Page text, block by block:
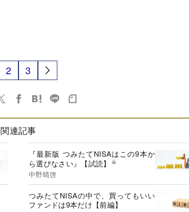
2 3
関連記事
『最新版 つみたてNISAはこの9本か
ら選びなさい』【試読】
中野晴啓
つみたてNISAの中で、買ってもいい
ファンドは9本だけ【前編】